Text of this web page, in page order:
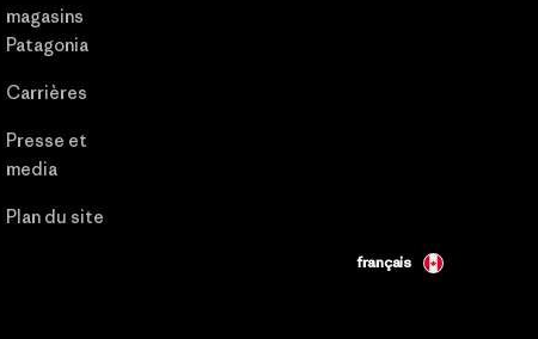
magasins
Patagonia
Carrières
Presse et
media
Plan du site
français